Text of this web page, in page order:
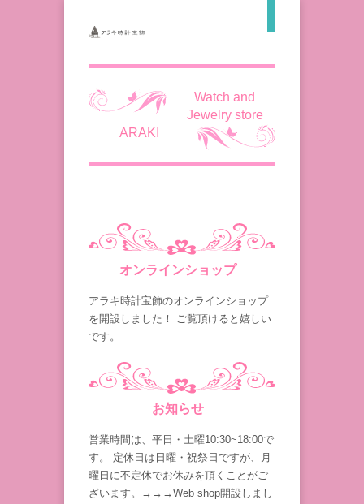
Watch and
Jewelry store
ARAKI
オンラインショップ
アラキ時計宝飾のオンラインショップ
を開設しました！ ご覧頂けると嬉しい
です。
お知らせ
営業時間は、平日・土曜10:30~18:00で
す。 定休日は日曜・祝祭日ですが、月
曜日に不定休でお休みを頂くことがご
ざいます。→→→Web shop開設しまし